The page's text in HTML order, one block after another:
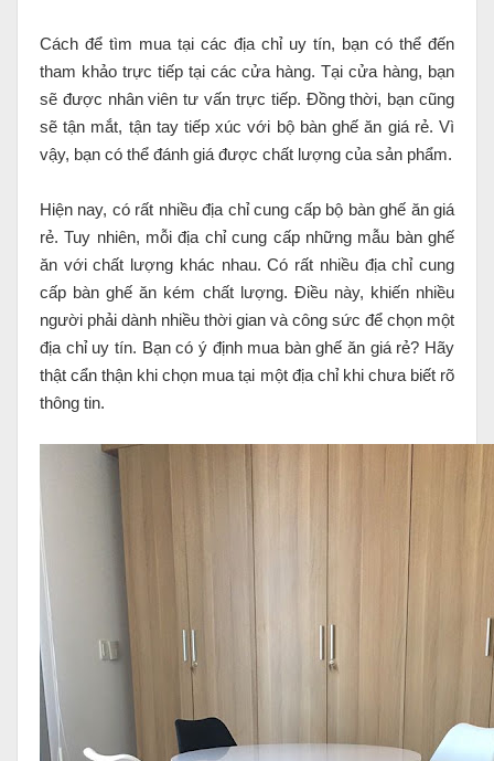
Cách để tìm mua tại các địa chỉ uy tín, bạn có thể đến
tham khảo trực tiếp tại các cửa hàng. Tại cửa hàng, bạn
sẽ được nhân viên tư vấn trực tiếp. Đồng thời, bạn cũng
sẽ tận mắt, tận tay tiếp xúc với bộ bàn ghế ăn giá rẻ. Vì
vậy, bạn có thể đánh giá được chất lượng của sản phẩm.
Hiện nay, có rất nhiều địa chỉ cung cấp bộ bàn ghế ăn giá
rẻ. Tuy nhiên, mỗi địa chỉ cung cấp những mẫu bàn ghế
ăn với chất lượng khác nhau. Có rất nhiều địa chỉ cung
cấp bàn ghế ăn kém chất lượng. Điều này, khiến nhiều
người phải dành nhiều thời gian và công sức để chọn một
địa chỉ uy tín. Bạn có ý định mua bàn ghế ăn giá rẻ? Hãy
thật cẩn thận khi chọn mua tại một địa chỉ khi chưa biết rõ
thông tin.